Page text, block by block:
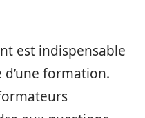
est indispensable
formation.